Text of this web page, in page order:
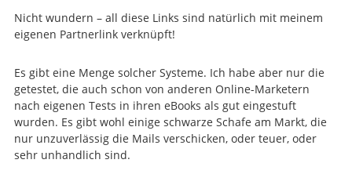
Nicht wundern – all diese Links sind natürlich mit meinem
eigenen Partnerlink verknüpft!
Es gibt eine Menge solcher Systeme. Ich habe aber nur die
getestet, die auch schon von anderen Online-Marketern
nach eigenen Tests in ihren eBooks als gut eingestuft
wurden. Es gibt wohl einige schwarze Schafe am Markt, die
nur unzuverlässig die Mails verschicken, oder teuer, oder
sehr unhandlich sind.